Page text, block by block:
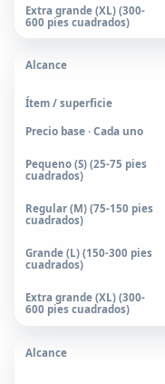
Precio base · Cada uno